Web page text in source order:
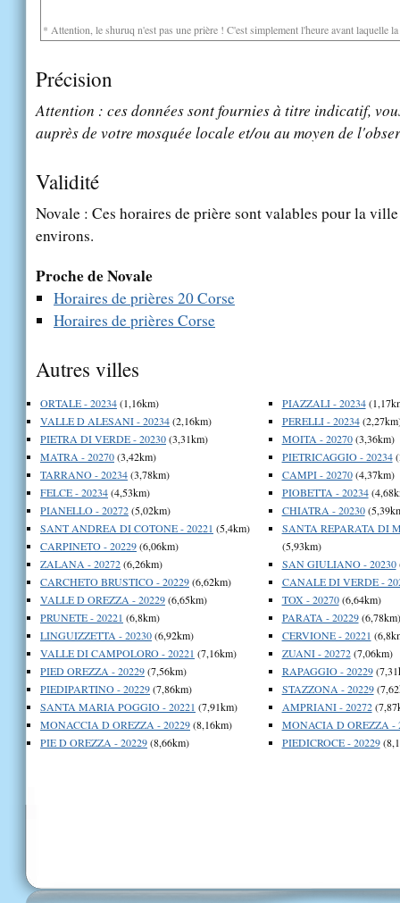
* Attention, le shuruq n'est pas une prière ! C'est simplement l'heure avant laquelle
Précision
Attention : ces données sont fournies à titre indicatif,
auprès de votre mosquée locale et/ou au moyen de
Validité
Novale : Ces horaires de prière sont valables pour la
environs.
Proche de Novale
Horaires de prières 20 Corse
Horaires de prières Corse
Autres villes
ORTALE - 20234(1,16km)
VALLE D ALESANI - 20234(2,16km)
PIETRA DI VERDE - 20230(3,31km)
MATRA - 20270(3,42km)
TARRANO - 20234(3,78km)
FELCE - 20234(4,53km)
PIANELLO - 20272(5,02km)
SANT ANDREA DI COTONE - 20221 (5,4km)
CARPINETO - 20229(6,06km)
ZALANA - 20272(6,26km)
CARCHETO BRUSTICO - 20229(6,62km)
VALLE D OREZZA - 20229(6,65km)
PRUNETE - 20221 (6,8km)
LINGUIZZETTA - 20230(6,92km)
VALLE DI CAMPOLORO - 20221 (7,16km)
PIED OREZZA - 20229(7,56km)
PIEDIPARTINO - 20229(7,86km)
SANTA MARIA POGGIO - 20221 (7,91km)
MONACCIA D OREZZA - 20229(8,16km)
PIE D OREZZA - 20229(8,66km)
PIAZZALI - 20234
PERELLI - 20234
MOITA - 20270(3,36km)
PIETRICAGGIO - 20234
CAMPI - 20270(4,37km)
PIOBETTA - 20234
CHIATRA - 20230
SANTA REPARATA DI
(5,93km)
SAN GIULIANO - 20230
CANALE DI VERDE -
TOX - 20270(6,64km)
PARATA - 20229(6,78km)
CERVIONE - 20221
ZUANI - 20272(7,06km)
RAPAGGIO - 20229
STAZZONA - 20229
AMPRIANI - 20272
MONACIA D OREZZA -
PIEDICROCE - 20229